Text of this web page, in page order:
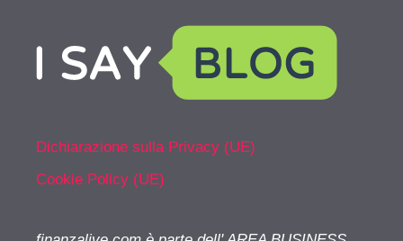
Dichiarazione sulla Privacy (UE)
Cookie Policy (UE)